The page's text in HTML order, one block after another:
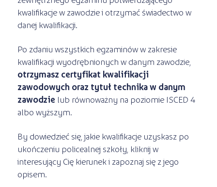
kwalifikacje w zawodzie i otrzymać świadectwo w
danej kwalifikacji.
Po zdaniu wszystkich egzaminów w zakresie
kwalifikacji wyodrębnionych w danym zawodzie,
otrzymasz certyfikat kwalifikacji
zawodowych oraz tytuł technika w danym
zawodzie lub równoważny na poziomie ISCED 4
albo wyższym.
By dowiedzieć się, jakie kwalifikacje uzyskasz po
ukończeniu policealnej szkoły, kliknij w
interesujący Cię kierunek i zapoznaj się z jego
opisem.